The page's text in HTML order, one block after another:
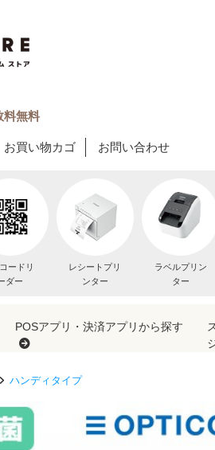
料無料
お買い物カゴ お問い合わせ
ードリ
ダー
レシートプリ
ンター
ラベルプリン
ター
POSアプリ・決済アプリから探す
ハンディタイプ